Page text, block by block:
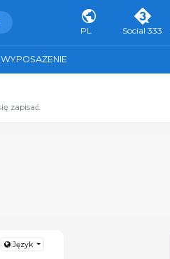
PL Social 333
zapisać.
Język